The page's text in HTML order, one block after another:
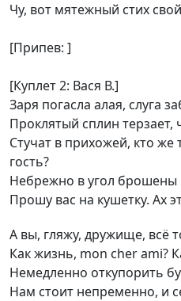
Чу, вот мятежный стих
[Припев: ]
[Куплет 2: Вася В.]
Заря погасла алая, слуга
Проклятый сплин терзает,
Стучат в прихожей, кто
гость?
Небрежно в угол брошены
Прошу вас на кушетку. Ах
А вы, гляжу, дружище, всё
Как жизнь, mon cher ami?
Немедленно откупорить
Нам стоит непременно, и